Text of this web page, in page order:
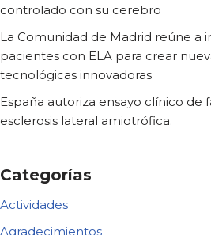
controlado con su cerebro
La Comunidad de Madrid reúne a
pacientes con ELA para crear
tecnológicas innovadoras
España autoriza ensayo clínico de
esclerosis lateral amiotrófica.
Categorías
Actividades
Agradecimientos